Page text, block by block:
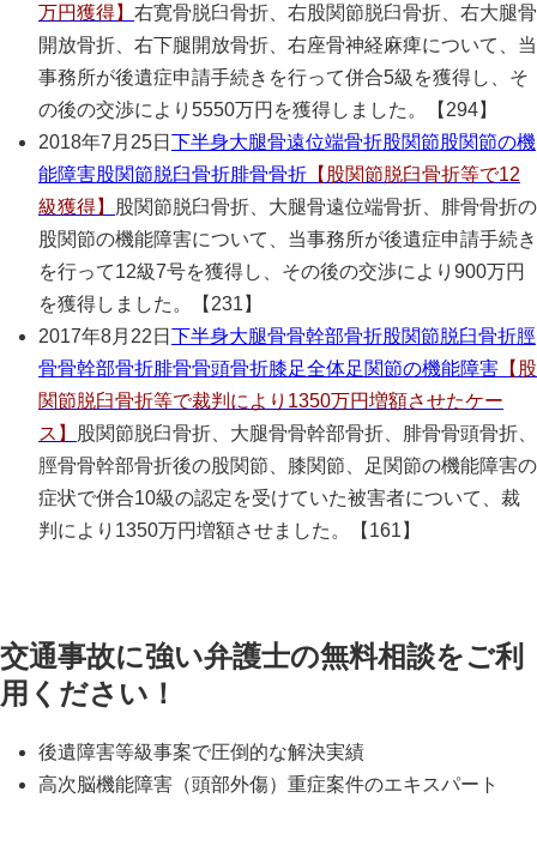
万円獲得】 右寛骨脱臼骨折、右股関節脱臼骨折、右大腿骨
開放骨折、右下腿開放骨折、右座骨神経麻痺について、当
事務所が後遺症申請手続きを行って併合5級を獲得し、そ
の後の交渉により5550万円を獲得しました。【294】
2018年7月25日 下半身大腿骨遠位端骨折股関節股関節の機
能障害股関節脱臼骨折腓骨骨折 【股関節脱臼骨折等で12
級獲得】
股関節脱臼骨折、大腿骨遠位端骨折、腓骨骨折の
股関節の機能障害について、当事務所が後遺症申請手続き
を行って12級7号を獲得し、その後の交渉により900万円
を獲得しました。【231】
2017年8月22日 下半身大腿骨骨幹部骨折股関節脱臼骨折脛
骨骨幹部骨折腓骨骨頭骨折膝足全体足関節の機能障害 【股
関節脱臼骨折等で裁判により1350万円増額させたケー
ス】
股関節脱臼骨折、大腿骨骨幹部骨折、腓骨骨頭骨折、
脛骨骨幹部骨折後の股関節、膝関節、足関節の機能障害の
症状で併合10級の認定を受けていた被害者について、裁
判により1350万円増額させました。【161】
交通事故に強い弁護士の無料相談をご利
用ください！
後遺障害等級事案で圧倒的な解決実績
高次脳機能障害（頭部外傷）重症案件のエキスパート